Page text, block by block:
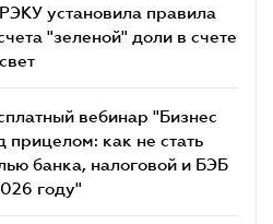
установила правила
"зеленой" доли в счете
вебинар "Бизнес
прицелом: как не стать
банка, налоговой и БЭБ
году"